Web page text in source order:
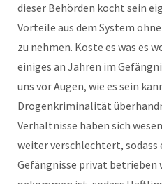
dieser Behörden kocht sein
Vorteile aus dem System
zu nehmen. Koste es was es
einiges an Jahren im
uns vor Augen, wie es sein
Drogenkriminalität
Verhältnisse haben sich
weiter verschlechtert, sodass
Gefängnisse privat betrieben